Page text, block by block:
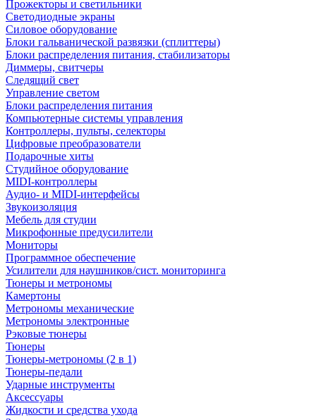
Прожекторы и светильники
Светодиодные экраны
Силовое оборудование
Блоки гальванической развязки (сплиттеры)
Блоки распределения питания, стабилизаторы
Диммеры, свитчеры
Следящий свет
Управление светом
Блоки распределения питания
Компьютерные системы управления
Контроллеры, пульты, селекторы
Цифровые преобразователи
Подарочные хиты
Студийное оборудование
MIDI-контроллеры
Аудио- и MIDI-интерфейсы
Звукоизоляция
Мебель для студии
Микрофонные предусилители
Мониторы
Программное обеспечение
Усилители для наушников/сист. мониторинга
Тюнеры и метрономы
Камертоны
Метрономы механические
Метрономы электронные
Рэковые тюнеры
Тюнеры
Тюнеры-метрономы (2 в 1)
Тюнеры-педали
Ударные инструменты
Аксессуары
Жидкости и средства ухода